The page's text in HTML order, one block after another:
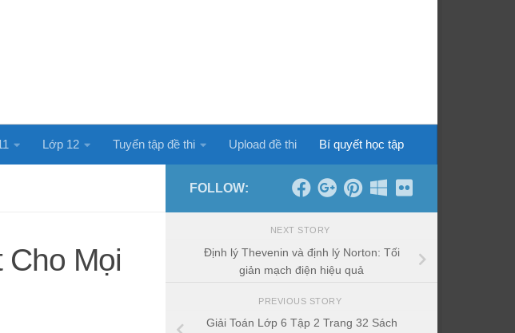
Lớp 12 Tuyển tập đề thi Upload đề thi Bí quyết học tập
Mọi
FOLLOW:
NEXT STORY
Định lý Thevenin và định lý Norton: Tối
giản mạch điện hiệu quả
PREVIOUS STORY
Giải Toán Lớp 6 Tập 2 Trang 32 Sách